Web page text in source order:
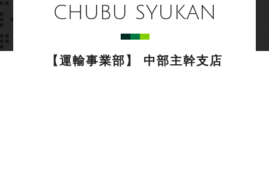
CHUBU SYUKAN
【運輸事業部】 中部主幹支店